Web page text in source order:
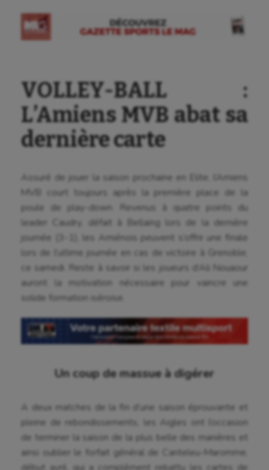
VOLLEY-BALL :
L’Amiens MVB abat sa
dernière carte
Assuré de jouer la saison prochaine en Elite, l’Amiens
MVB court toujours après la première place de la
poule de play-down. Revenus à quatre points du
leader Caudry, défait à Bellaing lors de la dernière
journée (3-1), les Amiénois peuvent s’offrir une finale
lors de l’ultime journée en cas de victoire à Grenoble,
ce samedi. Reste à savoir si les joueurs d’Ali Nouaour
auront la motivation nécessaire pour vaincre une
solide formation iséroise.
Un coup de massue à digérer
A deux matches de la fin d’une saison éprouvante et
pleine de rebondissements, les Aigles ont l’occasion
de terminer la saison de la plus belle des manières et
ainsi oublier le forfait général de Canteleu-Maromme,